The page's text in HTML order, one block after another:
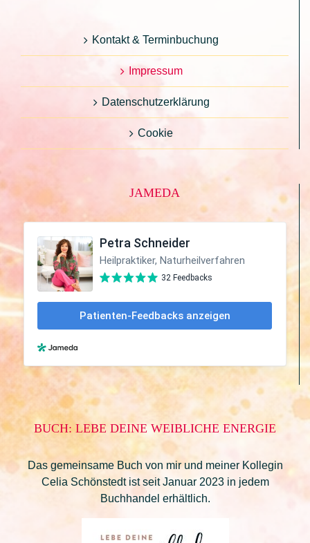
Kontakt & Terminbuchung
Impressum
Datenschutzerklärung
Cookie
JAMEDA
BUCH: LEBE DEINE WEIBLICHE ENERGIE
Das gemeinsame Buch von mir und meiner Kollegin
Celia Schönstedt ist seit Januar 2023 in jedem
Buchhandel erhältlich.